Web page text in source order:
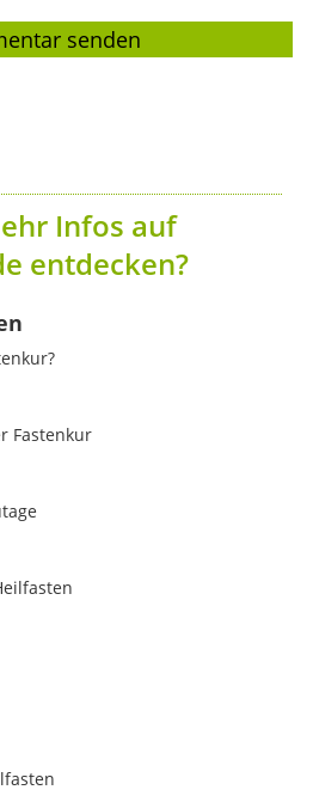
Infos auf
entdecken?
Fastenkur